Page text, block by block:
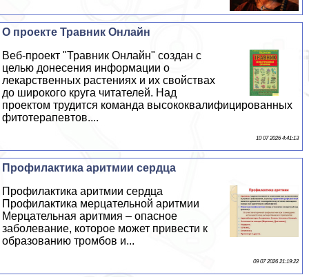
О проекте Травник Онлайн
Веб-проект "Травник Онлайн" создан с
целью донесения информации о
лекарственных растениях и их свойствах
до широкого круга читателей. Над
проектом трудится комaнда высококвалифицированных
фитотерапевтов....
10 07 2026 4:41:13
Профилактика аритмии сердца
Профилактика аритмии сердца
Профилактика мерцательной аритмии
Мерцательная аритмия – опасное
заболевание, которое может привести к
образованию тромбов и...
09 07 2026 21:19:22